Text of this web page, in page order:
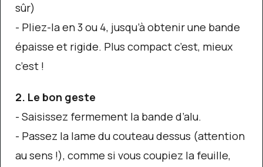
sûr)
- Pliez-la en 3 ou 4, jusqu’à obtenir une bande
épaisse et rigide. Plus compact c’est, mieux
c’est !
2. Le bon geste
- Saisissez fermement la bande d’alu.
- Passez la lame du couteau dessus (attention
au sens !), comme si vous coupiez la feuille,